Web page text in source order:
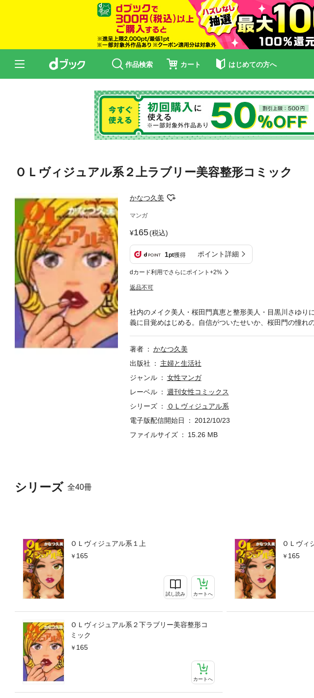
作品検索 カート はじめての方へ
ＯＬヴィジュアル系２上ラブリー美容整形コミック
かなつ久美
マンガ
165(税込)
1pt獲得 ポイント詳細
dカード利用でさらにポイント+2%
返品不可
シリーズ 全40冊
ＯＬヴィジュアル系１上
165
試し読み カートへ
ＯＬヴィ
165
ＯＬヴィジュアル系２下ラブリー美容整形コ
ミック
165
カートへ
社内のメイク美人・桜田門真恵と整形美人・目黒川さゆ
義に目覚めはじめる。自信がついたせいか、桜田門の憧
著者
かなつ久美
出版社
主婦と生活社
ジャンル
女性マンガ
レーベル
週刊女性コミックス
シリーズ
ＯＬヴィジュアル系
電子版配信開始日
2012/10/23
ファイルサイズ
15.26 MB